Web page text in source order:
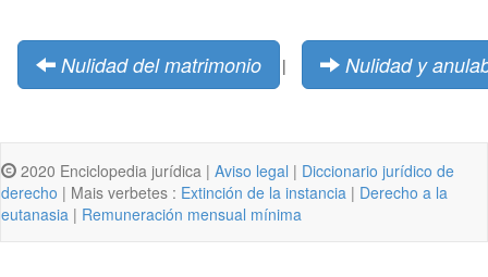
Nulidad del matrimonio | Nulidad y
2020 Enciclopedia jurídica | Aviso legal | Diccionario jurídico de
derecho | Mais verbetes : Extinción de la instancia | Derecho a la
eutanasia | Remuneración mensual mínima